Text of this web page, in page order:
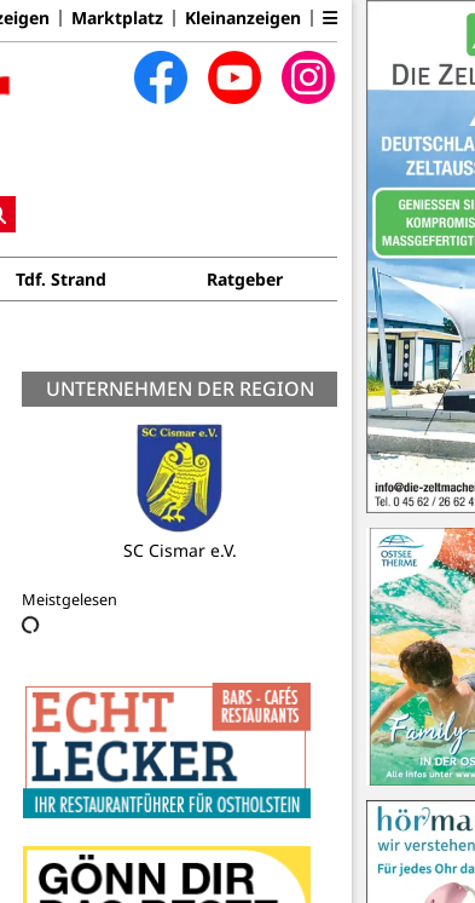
Marktplatz Kleinanzeigen
Tdf. Strand Ratgeber
UNTERNEHMEN DER REGION
SC Cismar e.V.
Meistgelesen